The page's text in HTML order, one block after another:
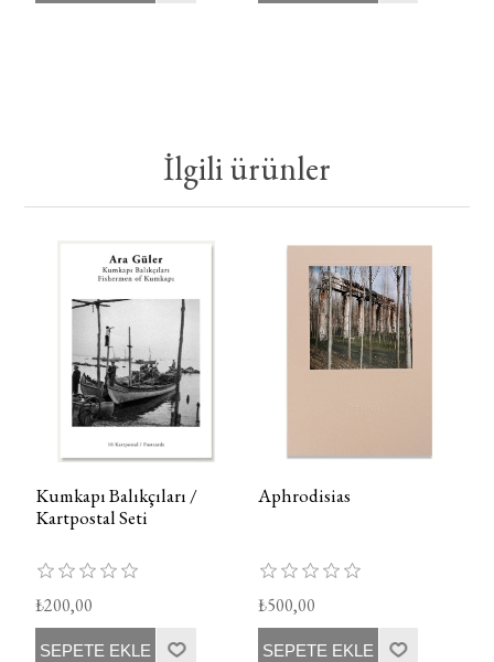
İlgili ürünler
Kumkapı Balıkçıları /
Kartpostal Seti
₺200,00
SEPETE EKLE
Aphrodisias
₺500,00
SEPETE EKLE